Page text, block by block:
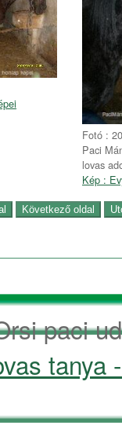
Fotó :
Paci
lovas
Kép :
paci
tanya